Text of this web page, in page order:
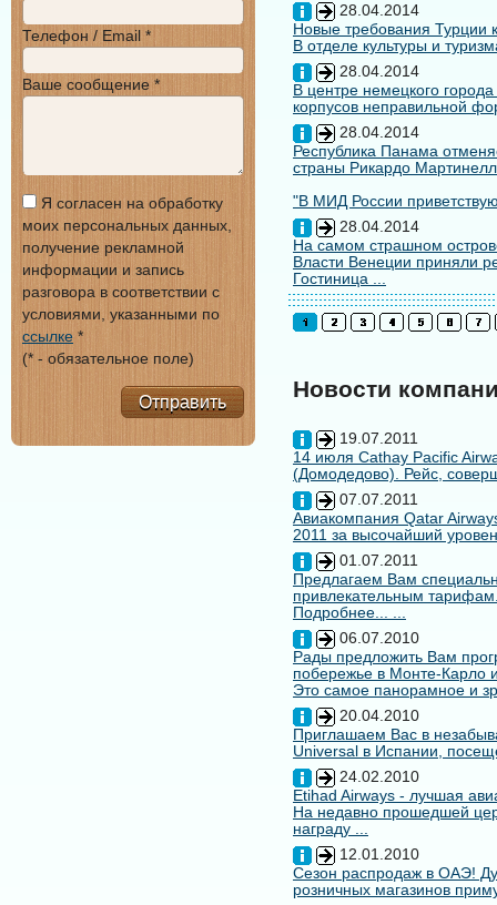
28.04.2014
Новые требования Турции
В отделе культуры и
28.04.2014
В центре немецкого
корпусов неправильной
28.04.2014
Республика Панама
страны Рикардо
"В МИД России
28.04.2014
На самом страшном
Власти Венеции приняли
Гостиница ...
Новости
19.07.2011
14 июля Cathay Pacific
(Домодедово). Рейс,
07.07.2011
Авиакомпания Qatar
2011 за высочайший
01.07.2011
Предлагаем Вам
привлекательным
Подробнее... ...
06.07.2010
Рады предложить Вам
побережье в Монте-Карло
Это самое панорамное и
20.04.2010
Приглашаем Вас в
Universal в Испании,
24.02.2010
Etihad Airways - лучшая
На недавно прошедшей
награду ...
12.01.2010
Сезон распродаж в ОАЭ!
розничных магазинов
Телефон / Email *
Ваше сообщение *
Я согласен на обработку
моих персональных данных,
получение рекламной
информации и запись
разговора в соответствии с
условиями, указанными по
ссылке *
(* - обязательное поле)
Отправить